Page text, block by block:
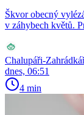
Škvor obecný
v záhybech květů.
Chalupáři-
dnes, 06:51
4 min